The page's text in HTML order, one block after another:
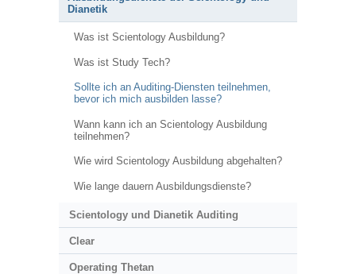
Dianetik
Was ist Scientology Ausbildung?
Was ist Study Tech?
Sollte ich an Auditing-Diensten teilnehmen,
bevor ich mich ausbilden lasse?
Wann kann ich an Scientology Ausbildung
teilnehmen?
Wie wird Scientology Ausbildung abgehalten?
Wie lange dauern Ausbildungsdienste?
Scientology und Dianetik Auditing
Clear
Operating Thetan